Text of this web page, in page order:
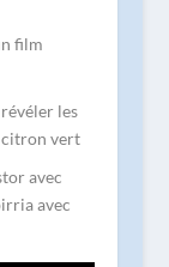
film
les
citron vert
avec
avec